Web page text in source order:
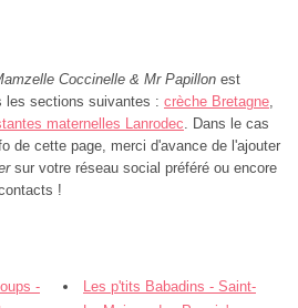
Coccinelle & Mr Papillon est
les sections suivantes : crèche Bretagne,
maternelles Lanrodec. Dans le cas
de cette page, merci d'avance de l'ajouter
sur votre réseau social préféré ou encore
!
-
Les p'tits Babadins - Saint-